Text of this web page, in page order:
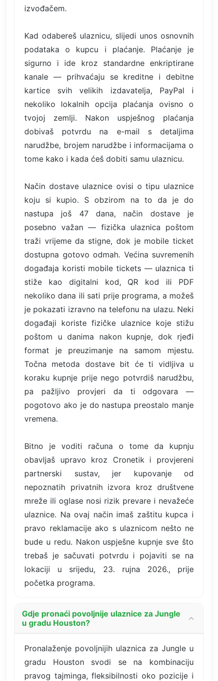
izvođačem.
Kad odabereš ulaznicu, slijedi unos osnovnih
podataka o kupcu i plaćanje. Plaćanje je
sigurno i ide kroz standardne enkriptirane
kanale — prihvaćaju se kreditne i debitne
kartice svih velikih izdavatelja, PayPal i
nekoliko lokalnih opcija plaćanja ovisno o
tvojoj zemlji. Nakon uspješnog plaćanja
dobivaš potvrdu na e-mail s detaljima
narudžbe, brojem narudžbe i informacijama o
tome kako i kada ćeš dobiti samu ulaznicu.
Način dostave ulaznice ovisi o tipu ulaznice
koju si kupio. S obzirom na to da je do
nastupa još 47 dana, način dostave je
posebno važan — fizička ulaznica poštom
traži vrijeme da stigne, dok je mobile ticket
dostupna gotovo odmah. Većina suvremenih
događaja koristi mobile tickets — ulaznica ti
stiže kao digitalni kod, QR kod ili PDF
nekoliko dana ili sati prije programa, a možeš
je pokazati izravno na telefonu na ulazu. Neki
događaji koriste fizičke ulaznice koje stižu
poštom u danima nakon kupnje, dok rjeđi
format je preuzimanje na samom mjestu.
Točna metoda dostave bit će ti vidljiva u
koraku kupnje prije nego potvrdiš narudžbu,
pa pažljivo provjeri da ti odgovara —
pogotovo ako je do nastupa preostalo manje
vremena.
Bitno je voditi računa o tome da kupnju
obavljaš upravo kroz Cronetik i provjereni
partnerski sustav, jer kupovanje od
nepoznatih privatnih izvora kroz društvene
mreže ili oglase nosi rizik prevare i nevažeće
ulaznice. Na ovaj način imaš zaštitu kupca i
pravo reklamacije ako s ulaznicom nešto ne
bude u redu. Nakon uspješne kupnje sve što
trebaš je sačuvati potvrdu i pojaviti se na
lokaciji u srijedu, 23. rujna 2026., prije
početka programa.
Gdje pronaći povoljnije ulaznice za Jungle
u gradu Houston?
Pronalaženje povoljnijih ulaznica za Jungle u
gradu Houston svodi se na kombinaciju
pravog tajminga, fleksibilnosti oko pozicije i